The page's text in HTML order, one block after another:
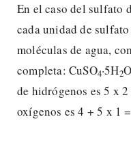
En el caso del sulfato
cada unidad de
moléculas de agua,
completa: CuSO4·5H2
de hidrógenos es 5 x
oxígenos es 4 + 5 x 1